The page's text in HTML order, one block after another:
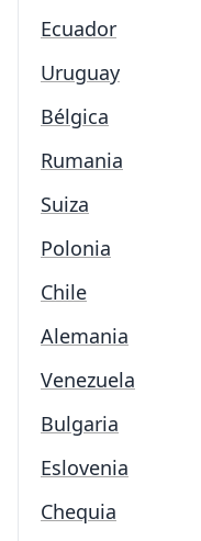
Ecuador
Uruguay
Bélgica
Rumania
Suiza
Polonia
Chile
Alemania
Venezuela
Bulgaria
Eslovenia
Chequia